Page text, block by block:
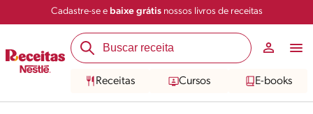
Cadastre-se e baixe grátisnossos livros de receitas
Receitas Cursos E-books